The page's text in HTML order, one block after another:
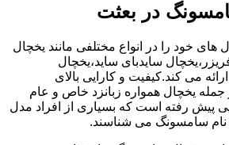
در بعثت
خود را در انواع مختلفی مانند یخچال
سایدبای ساید،یخچال
می کند.کیفیت و کارایی بالای
یخچال همواره زبانزد خاص و عام
پیش رفته است که بسیاری از افراد مدل
نام سامسونگ می شناسند.